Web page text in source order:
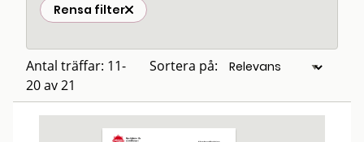
Rensa filter
Antal träffar: 11-
20 av 21
Sortera på: